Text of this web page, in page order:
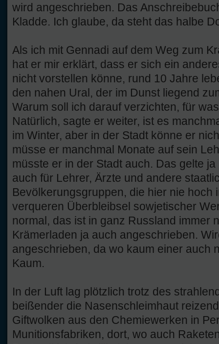
wird angeschrieben. Das
Kladde. Ich glaube, da steht das halbe
Als ich mit Gennadi auf dem Weg zum
hat er mir erklärt, dass er sich ein
nicht vorstellen könne, rund 10 Jahre
den nahen Ural, der im Dunst liegend
Warum soll ich darauf verzichten, für
Natürlich, sagte er weiter, ist es
im Winter, aber in der Stadt könne er
müsse er manchmal Monate auf sein
müsste er in der Stadt auch. Das gelte
auch für Lehrer, Ärzte und andere
Bevölkerungsgruppen, die hier nie hoch
verqueren Überbleibsel sowjetischer
normal, das ist in ganz Russland immer
Krämerladen ja auch angeschrieben.
angeschrieben, da wo kaum einer auch
Kaum.
In der Luft lag plötzlich trotz des
beißender die Nasenschleimhaut
Giftwolken aus den Chemiewerken in
Munitionsfabriken, dort, wo auch